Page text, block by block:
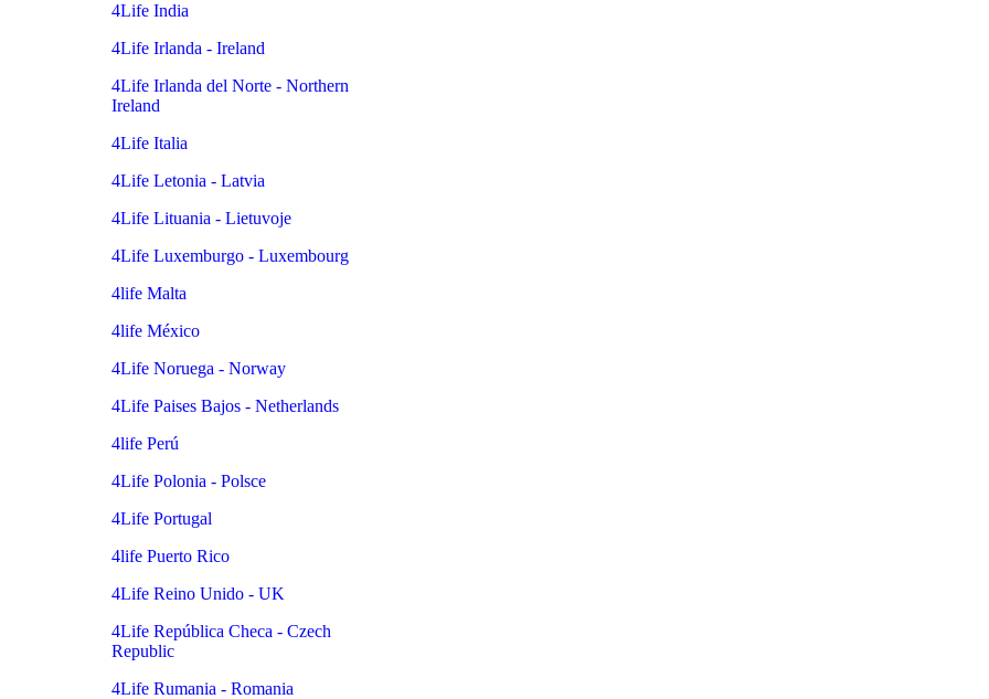
4Life India
4Life Irlanda - Ireland
4Life Irlanda del Norte - Northern
Ireland
4Life Italia
4Life Letonia - Latvia
4Life Lituania - Lietuvoje
4Life Luxemburgo - Luxembourg
4life Malta
4life México
4Life Noruega - Norway
4Life Paises Bajos - Netherlands
4life Perú
4Life Polonia - Polsce
4Life Portugal
4life Puerto Rico
4Life Reino Unido - UK
4Life República Checa - Czech
Republic
4Life Rumania - Romania